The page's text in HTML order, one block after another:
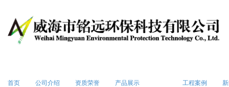
首页 公司介绍 资质荣誉
产品展示
工程案例